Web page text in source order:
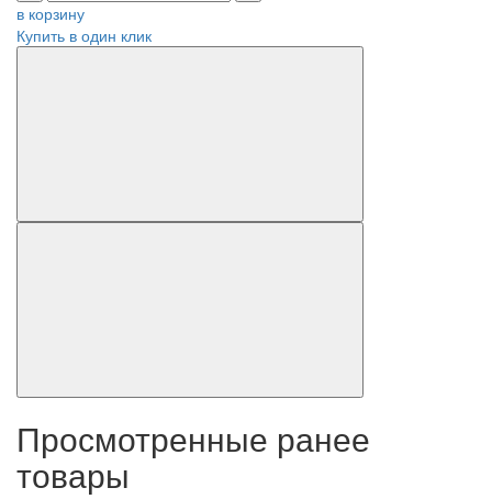
в корзину
Купить в один клик
Просмотренные ранее
товары